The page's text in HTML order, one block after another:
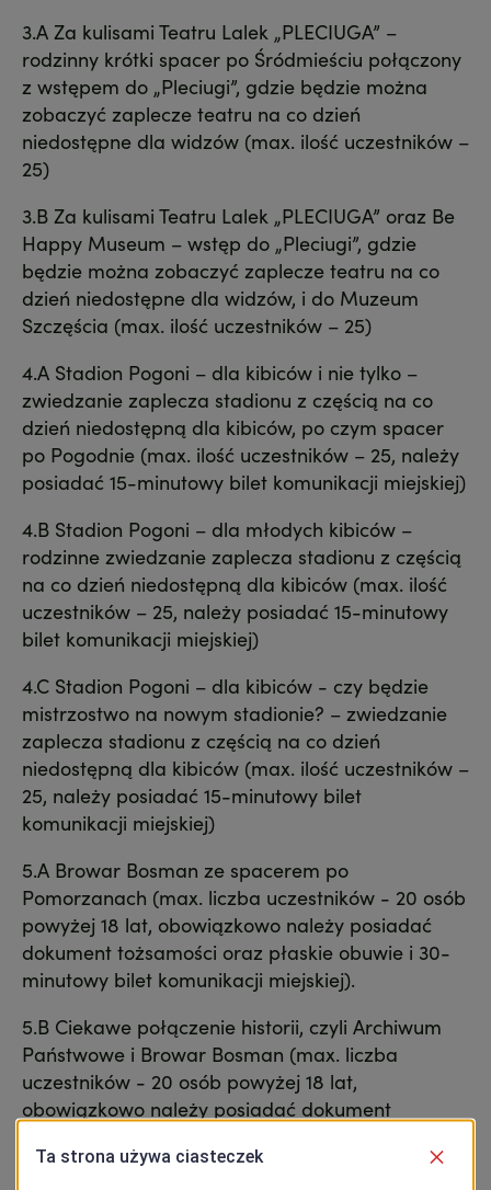
3.A Za kulisami Teatru Lalek „PLECIUGA” –
rodzinny krótki spacer po Śródmieściu połączony
z wstępem do „Pleciugi”, gdzie będzie można
zobaczyć zaplecze teatru na co dzień
niedostępne dla widzów (max. ilość uczestników –
25)
3.B Za kulisami Teatru Lalek „PLECIUGA” oraz Be
Happy Museum – wstęp do „Pleciugi”, gdzie
będzie można zobaczyć zaplecze teatru na co
dzień niedostępne dla widzów, i do Muzeum
Szczęścia (max. ilość uczestników – 25)
4.A Stadion Pogoni – dla kibiców i nie tylko –
zwiedzanie zaplecza stadionu z częścią na co
dzień niedostępną dla kibiców, po czym spacer
po Pogodnie (max. ilość uczestników – 25, należy
posiadać 15-minutowy bilet komunikacji miejskiej)
4.B Stadion Pogoni – dla młodych kibiców –
rodzinne zwiedzanie zaplecza stadionu z częścią
na co dzień niedostępną dla kibiców (max. ilość
uczestników – 25, należy posiadać 15-minutowy
bilet komunikacji miejskiej)
4.C Stadion Pogoni – dla kibiców - czy będzie
mistrzostwo na nowym stadionie? – zwiedzanie
zaplecza stadionu z częścią na co dzień
niedostępną dla kibiców (max. ilość uczestników –
25, należy posiadać 15-minutowy bilet
komunikacji miejskiej)
5.A Browar Bosman ze spacerem po
Pomorzanach (max. liczba uczestników - 20 osób
powyżej 18 lat, obowiązkowo należy posiadać
dokument tożsamości oraz płaskie obuwie i 30-
minutowy bilet komunikacji miejskiej).
5.B Ciekawe połączenie historii, czyli Archiwum
Państwowe i Browar Bosman (max. liczba
uczestników - 20 osób powyżej 18 lat,
obowiązkowo należy posiadać dokument
bilet komunikacji miejskiej).